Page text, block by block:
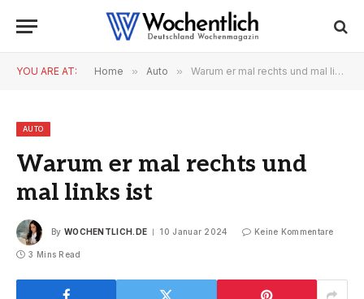
YOU ARE AT: Home » Auto » Warum er mal rechts und mal links ist
AUTO
Warum er mal rechts und
mal links ist
By WOCHENTLICH.DE 10 Januar 2024 Keine Kommentare
3 Mins Read